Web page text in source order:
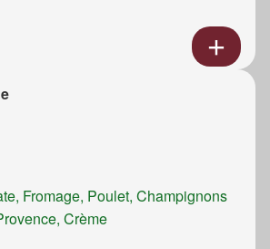
Fromage, Poulet, Champignons
Crème